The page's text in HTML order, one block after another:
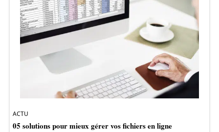
ACTU
05 solutions pour mieux gérer vos fichiers en ligne